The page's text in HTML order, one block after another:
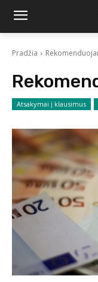
Pradžia
Atsakymai į klausimus